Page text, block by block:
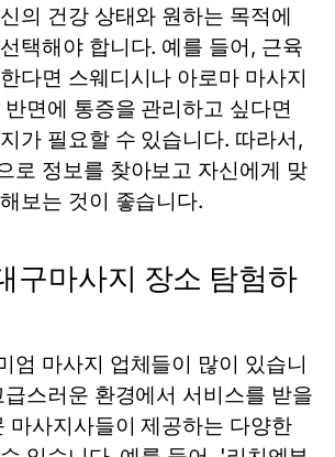
의 건강 상태와 원하는 목적에
택해야 합니다. 예를 들어, 근육
다면 스웨디시나 아로마 마사지
면에 통증을 관리하고 싶다면
가 필요할 수 있습니다. 따라서,
로 정보를 찾아보고 자신에게 맞
보는 것이 좋습니다.
구마사지 장소 탐험하
엄 마사지 업체들이 많이 있습니
스러운 환경에서 서비스를 받을
마사지사들이 제공하는 다양한